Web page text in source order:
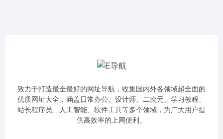
致力于打造最全最好的网址导航，收集国内外各领域超全面的
优质网址大全，涵盖日常办公、设计师、二次元、学习教程、
站长程序员、人工智能、软件工具等多个领域，为广大用户提
供高效率的上网便利。